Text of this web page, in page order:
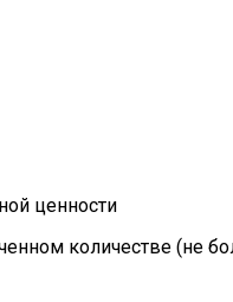
ценности
количестве (не